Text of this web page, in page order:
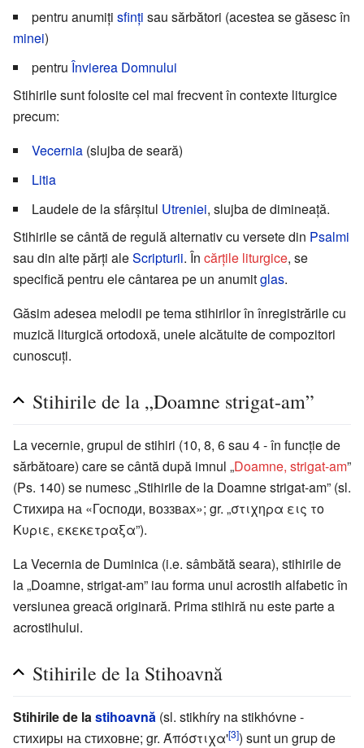
pentru anumiți sfinți sau sărbători (acestea se găsesc în
minei)
pentru Învierea Domnului
Stihirile sunt folosite cel mai frecvent în contexte liturgice
precum:
Vecernia (slujba de seară)
Litia
Laudele de la sfârșitul Utreniei, slujba de dimineață.
Stihirile se cântă de regulă alternativ cu versete din Psalmi
sau din alte părți aleScripturii. În cărțile liturgice, se
specifică pentru ele cântarea pe un anumitglas.
Găsim adesea melodii pe tema stihirilor în înregistrările cu
muzică liturgică ortodoxă, unele alcătuite de compozitori
cunoscuți.
Stihirile de la „Doamne strigat-am”
La vecernie, grupul de stihiri (10, 8, 6 sau 4 - în funcție de
sărbătoare) care se cântă după imnul „Doamne, strigat-am”
(Ps. 140) se numesc „Stihirile de la Doamne strigat-am” (sl.
Стихира на «Господи, воззвах»; gr. „στιχηρα εις το
Κυριε, εκεκετραξα”).
La Vecernia de Duminica (i.e. sâmbătă seara), stihirile de
la „Doamne, strigat-am” iau forma unui acrostih alfabetic în
versiunea greacă originară. Prima stihiră nu este parte a
acrostihului.
Stihirile de la Stihoavnă
Stihirile de la stihoavnă (sl. stikhíry na stikhóvne -
стихиры на стиховне; gr. Άπόστιχα'[3]) sunt un grup de